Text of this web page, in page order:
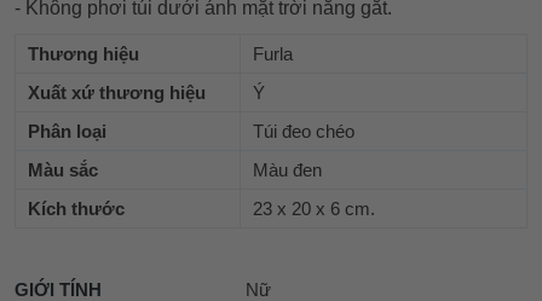
- Không phơi túi dưới ánh mặt trời nắng gắt.
Thương hiệu
Furla
Xuất xứ thương hiệu
Ý
Phân loại
Túi đeo chéo
Màu sắc
Màu đen
Kích thước
23 x 20 x 6 cm.
GIỚI TÍNH Nữ